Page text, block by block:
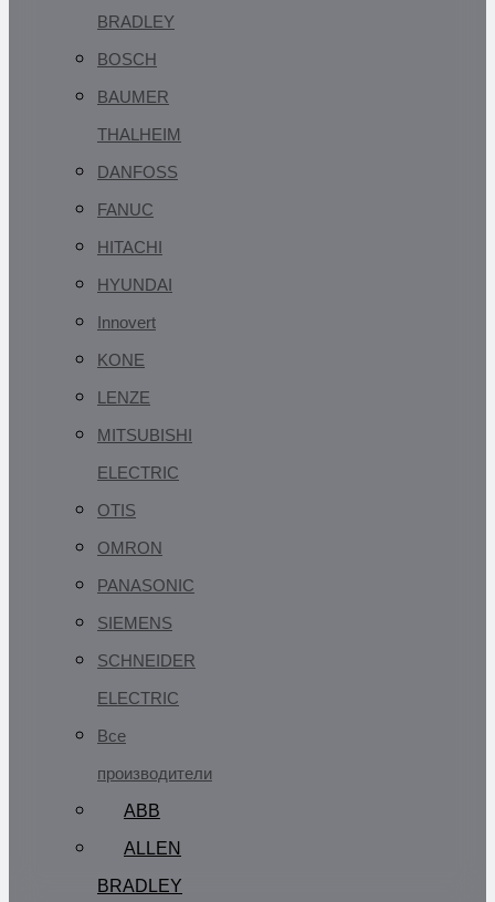
BRADLEY
BOSCH
BAUMER
THALHEIM
DANFOSS
FANUC
HITACHI
HYUNDAI
Innovert
KONE
LENZE
MITSUBISHI
ELECTRIC
OTIS
OMRON
PANASONIC
SIEMENS
SCHNEIDER
ELECTRIC
Все
производители
ABB
ALLEN
BRADLEY